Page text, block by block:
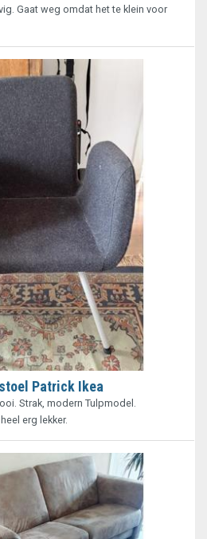
Gaat weg omdat het te klein voor
Patrick Ikea
Strak, modern Tulpmodel.
erg lekker.